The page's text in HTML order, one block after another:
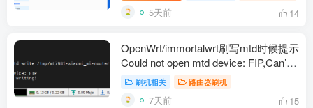
5天前 14
OpenWrt/immortalwrt刷写mtd时候提示
Could not open mtd device: FIP,Can’t
open device for writing!解决办法
刷机相关 路由器刷机
7天前 15